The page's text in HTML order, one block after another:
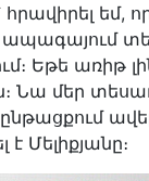
հրավիրել եմ,
Եթե առիթ
Նա մեր
Մելիքյանը։